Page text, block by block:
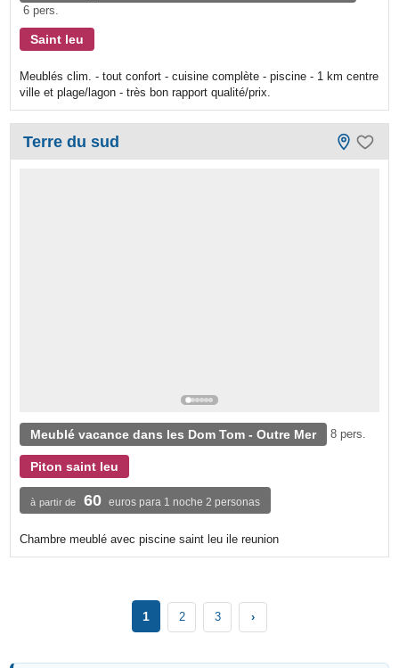
6 pers.
Saint leu
Meublés clim. - tout confort - cuisine complète - piscine - 1 km centre
ville et plage/lagon - très bon rapport qualité/prix.
Terre du sud
Meublé vacance dans les Dom Tom - Outre Mer 8 pers.
Piton saint leu
à partir de 60 euros para 1 noche 2 personas
Chambre meublé avec piscine saint leu ile reunion
1 2 3 ›